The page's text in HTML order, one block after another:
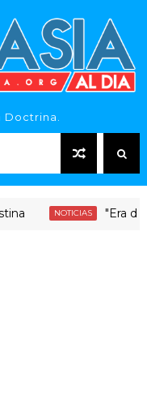
Doctrina.
NOTICIAS "Era dinero